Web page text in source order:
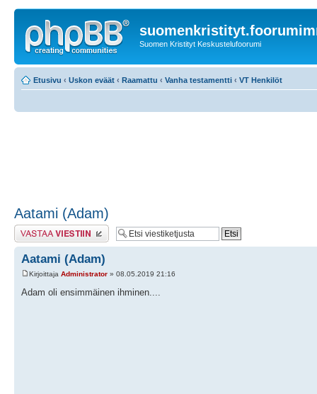
Suomen Kristityt Keskustelufoorumi
Etusivu ‹ Uskon eväät ‹ Raamattu ‹ Vanha testamentti ‹ VT Henkilöt
Aatami (Adam)
Lähetä vastaus
Aatami (Adam)
Kirjoittaja Administrator » 08.05.2019 21:16
Adam oli ensimmäinen ihminen....